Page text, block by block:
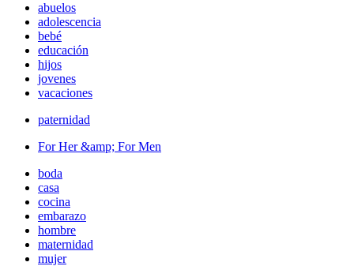
abuelos
adolescencia
bebé
educación
hijos
jovenes
vacaciones
paternidad
For Her &amp; For Men
boda
casa
cocina
embarazo
hombre
maternidad
mujer